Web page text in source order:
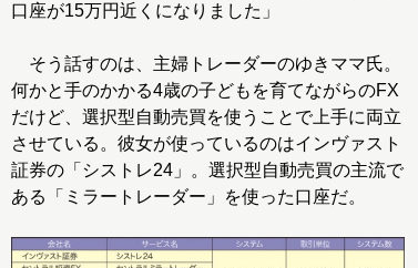
口座が15万円近くになりました」
そう話すのは、主婦トレーダーのゆきママ氏。
何かと手のかかる4歳の子どもを育てながらのFX
だけど、選択型自動売買を使うことで上手に両立
させている。彼女が使っているのはインヴァスト
証券の「シストレ24」。選択型自動売買の主流で
ある「ミラートレーダー」を使った口座だ。